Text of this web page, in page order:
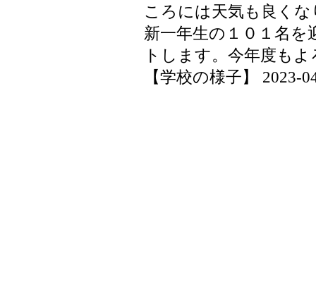
ころには天気も良く
新一年生の１０１名を
トします。今年度も
【学校の様子】 2023-